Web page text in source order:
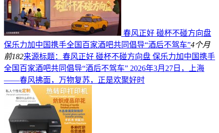
春风正好 碰杯不碰方向盘
保乐力加中国携手全国百家酒吧共同倡导“酒后不驾车”4个月
前182来源标题：春风正好 碰杯不碰方向盘 保乐力加中国携手
全国百家酒吧共同倡导“酒后不驾车” 2026年3月27日，上海
——春风拂面，万物复苏，正是欢聚好时